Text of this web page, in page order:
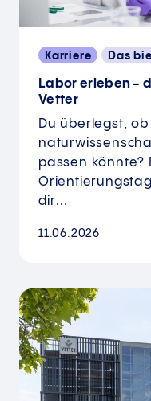
Karriere Das
Labor erleben -
Vetter
Du überlegst, ob
passen könnte?
dir…
11.06.2026